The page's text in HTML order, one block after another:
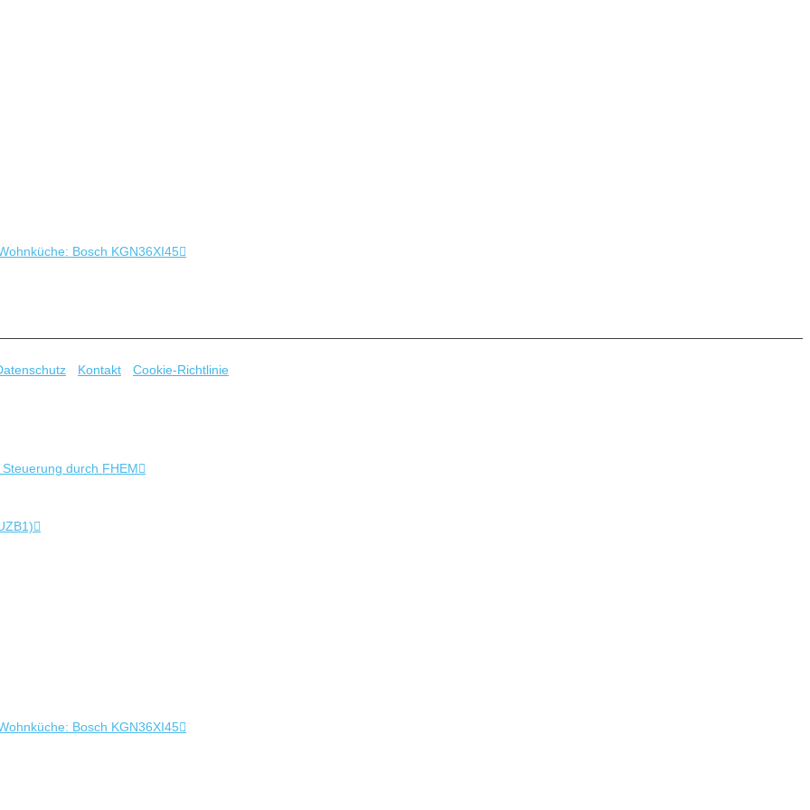
Bosch KGN36XI45
durch FHEM
Bosch KGN36XI45
zur Einbindung von Synology NAS in FHEM. Nachfolgend beschreibe ich dir wie es bei QNAP Systemen auf
Status oder den verbleibenden Speicherplatz in FHEM einzubinden ist sicherlich nicht verkehrt und man kann
Das …
Kontakt
Cookie-Richtlinie